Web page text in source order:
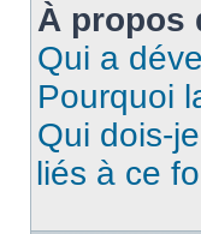
À propos
Qui a
Pourquoi
Qui dois-
liés à ce